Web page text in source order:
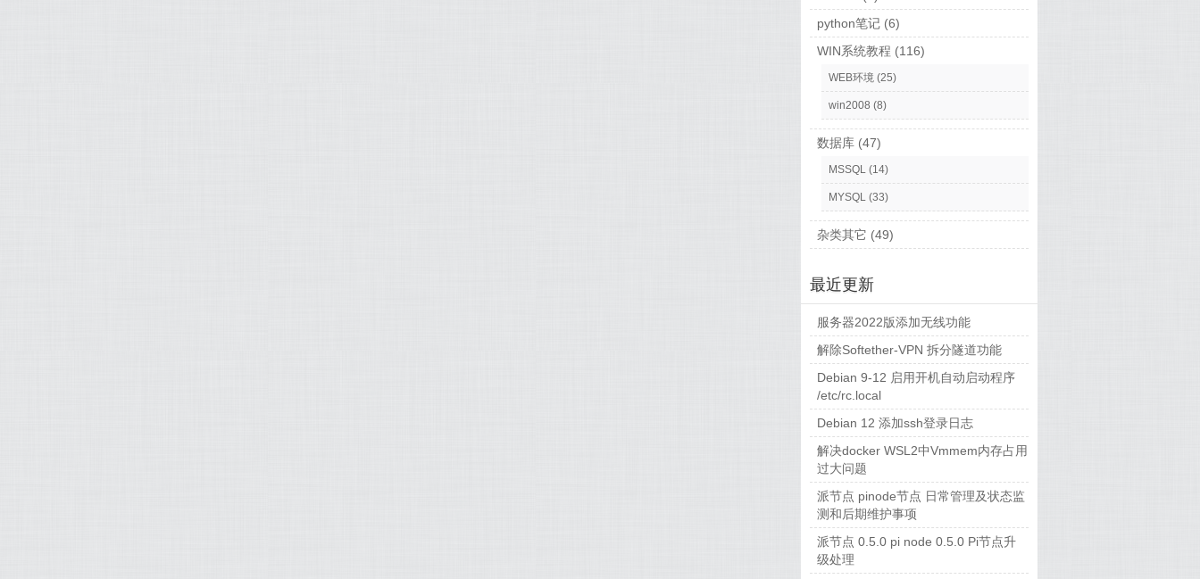
python笔记 (6)
WIN系统教程 (116)
WEB环境 (25)
win2008 (8)
数据库 (47)
MSSQL (14)
MYSQL (33)
杂类其它 (49)
最近更新
服务器2022版添加无线功能
解除Softether-VPN 拆分隧道功能
Debian 9-12 启用开机自动启动程序
/etc/rc.local
Debian 12 添加ssh登录日志
解决docker WSL2中Vmmem内存占用
过大问题
派节点 pinode节点 日常管理及状态监
测和后期维护事项
派节点 0.5.0 pi node 0.5.0 Pi节点升
级处理